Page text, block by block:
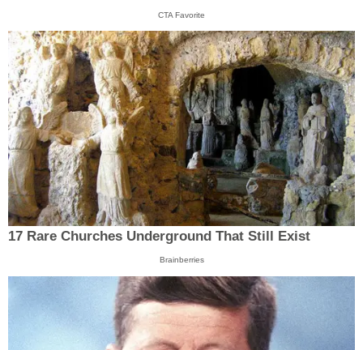
CTA Favorite
17 Rare Churches Underground That Still Exist
Brainberries